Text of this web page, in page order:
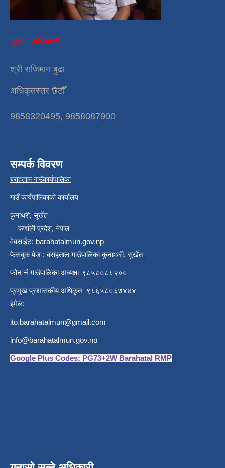
सूचना अधिकारी
श्री राजिमान बुढा
अधिकृतस्तर छैटौँ
9858320495, 9858087900
सम्पर्क विवरण
बराहताल गाउँकार्यपालिका
गाउँ कार्यपालिकाको कार्यालय
कुनाथरी, सुर्खेत
कर्णाली प्रदेश, नेपाल
वेबसाईट: barahatalmun.gov.np
फेसबुक पेज : बराहताल गाउँपालिका कुनाथरी, सुर्खेत
फोन नं गाउँपालिका अध्यक्षः ९८५८०८८२००
प्रमुख प्रशासकीय अधिकृतः ९८६५८०६७४४४
इमेल:
ito.barahatalmun@gmail.com
info@barahatalmun.gov.np
Google Plus Codes: PG73+2W Barahatal RMP